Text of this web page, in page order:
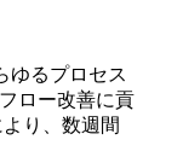
ゆるプロセス
ロー改善に貢
り、数週間